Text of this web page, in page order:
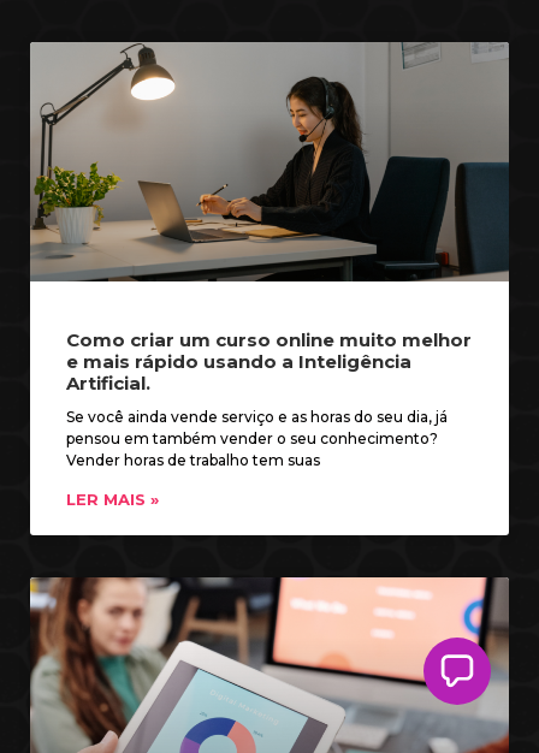
Como criar um curso online muito melhor
e mais rápido usando a Inteligência
Artificial.
Se você ainda vende serviço e as horas do seu dia, já
pensou em também vender o seu conhecimento?
Vender horas de trabalho tem suas
LER MAIS »